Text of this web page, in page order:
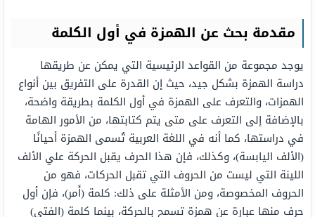
مقدمة بحث عن الهمزة في أول الكلمة
يوجد مجموعة من القواعد الرئيسية التي يمكن عن طريقها
دراسة الهمزة بشكل جيد، حيث إن القدرة على التفريق بين أنواع
الهمزات، والتعرف على الهمزة في أول الكلمة بطريقة واضحة،
بالإضافة إلى التعرف على متى يتم كتابتها، من الأمور الهامة
في دراستها، كما أنه في اللغة العربية تُسمى الهمزة أحيانًا
(الألف اليابسة)، وكذلك، فإن هذا الحرف يقبل الحركة علي الألف
اللينة التي ليست من الحروف التي تقبل الحركات، فهو من
الحروف المخصوصة، ومن الأمثلة على ذلك: كلمة (أَمر)، فإن أول
حرف منها عبارة عن همزة تسمح بالحركة، بينما كلمة (الفتى)